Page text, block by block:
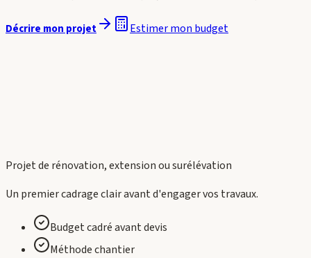
Décrire mon projet Estimer mon budget
Projet de rénovation, extension ou surélévation
Un premier cadrage clair avant d'engager vos travaux.
Budget cadré avant devis
Méthode chantier